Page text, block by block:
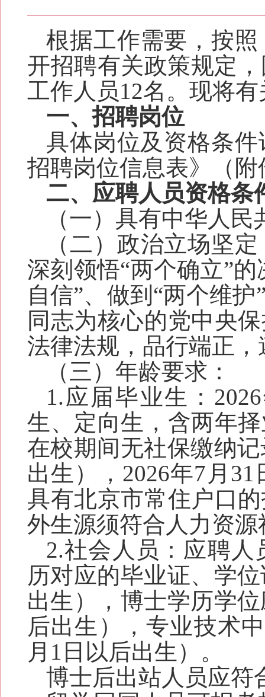
根据工作需要，按
开招聘有关政策规定
工作人员12名。现将
一、招聘岗位
具体岗位及资格条
招聘岗位信息表》（附
二、应聘人员资格条
（一）具有中华人
（二）政治立场坚
深刻领悟“两个确立”
自信”、做到“两个维
同志为核心的党中央
法律法规，品行端正
（三）年龄要求：
1.应届毕业生：2026
生、定向生，含两年
在校期间无社保缴纳
出生），2026年7 月
具有北京市常住户口
外生源须符合人力资
2.社会人员：应聘
历对应的毕业证、学
出生），博士学历学
后出生），专业技术
月1日以后出生）。
博士后出站人员应符